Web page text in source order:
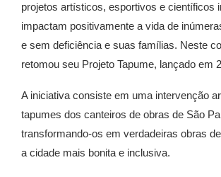
projetos artísticos, esportivos e científicos
impactam positivamente a vida de
e sem deficiência e suas famílias. Neste
retomou seu Projeto Tapume, lançado em
A iniciativa consiste em uma intervenção
tapumes dos canteiros de obras de São
transformando-os em verdadeiras obras
a cidade mais bonita e inclusiva.